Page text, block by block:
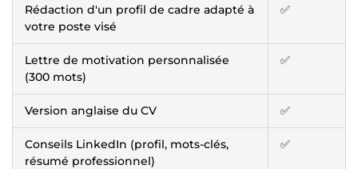
Rédaction d'un profil de cadre adapté à
votre poste visé
✅
Lettre de motivation personnalisée
(300 mots)
✅
Version anglaise du CV ✅
Conseils LinkedIn (profil, mots-clés,
résumé professionnel)
✅